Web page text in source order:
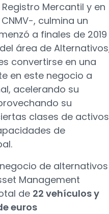
Mercantil y en
, culmina un
a finales de 2019
área de
convertirse en una
en este negocio a
acelerando su
su
clases de
de
de alternativos
Management
de 22 vehículos y
euros